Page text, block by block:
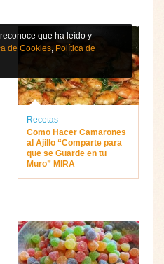
Recetas
Como Hacer Camarones
al Ajillo “Comparte para
que se Guarde en tu
Muro” MIRA
que ha leído y
de Cookies, Política de